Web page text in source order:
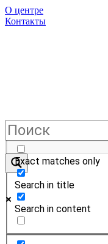
О центре
Контакты
Exact matches only
Search in title
Search in content